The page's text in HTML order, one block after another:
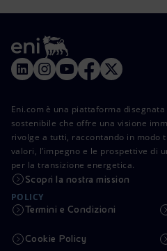
Eni.com è una piattaforma
sostenibile che offre una visione
rivolge a tutti, raccontando in modo
valori, l’impegno e le prospettive di
per la transizione energetica.
Scopri la nostra mission
POLICY
Termini e Condizioni
Cookie Policy